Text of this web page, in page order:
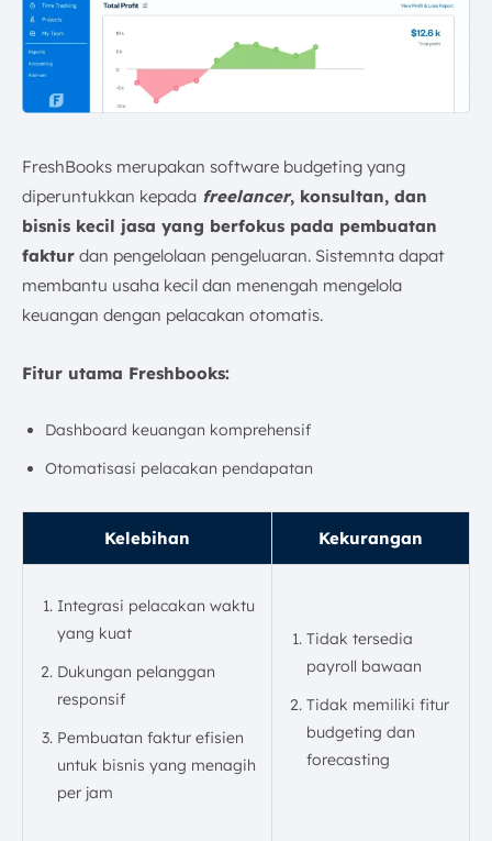
FreshBooks merupakan software budgeting yang
diperuntukkan kepada freelancer, konsultan, dan
bisnis kecil jasa yang berfokus pada pembuatan
faktur dan pengelolaan pengeluaran. Sistemnta dapat
membantu usaha kecil dan menengah mengelola
keuangan dengan pelacakan otomatis.
Fitur utama Freshbooks:
Dashboard keuangan komprehensif
Otomatisasi pelacakan pendapatan
Kelebihan Kekurangan
Integrasi pelacakan waktu
yang kuat
Dukungan pelanggan
responsif
Pembuatan faktur efisien
untuk bisnis yang menagih
per jam
Tidak tersedia
payroll bawaan
Tidak memiliki fitur
budgeting dan
forecasting